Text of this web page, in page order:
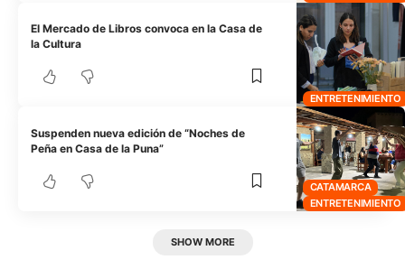
ENTRETENIMIENTO
El Mercado de Libros convoca en la Casa de
la Cultura
CATAMARCA
ENTRETENIMIENTO
Suspenden nueva edición de “Noches de
Peña en Casa de la Puna”
SHOW MORE